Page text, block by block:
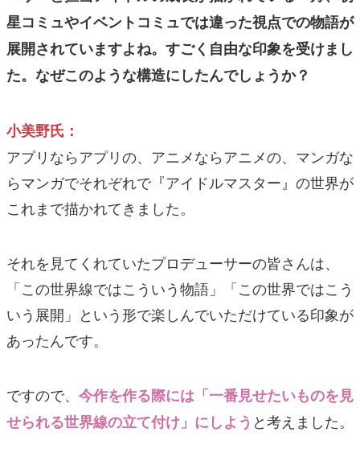
星コミュやイベントコミュでは違った視点での物語が
展開されていますよね。すごく自由な印象を受けまし
た。なぜこのような構造にしたんでしょうか？
小美野氏：
アプリならアプリの、アニメならアニメの、マンガな
らマンガでそれぞれで『アイドルマスター』の世界が
これまで描かれてきました。
それを見てくれていたプロデューサーの皆さんは、
「この世界線ではこういう物語」「この世界ではこう
いう展開」という形で楽しんでいただけている印象が
あったんです。
ですので、 今作を作る際には「一番見せたいものを見
せられる世界線の立て付け」にしよう と考えました。